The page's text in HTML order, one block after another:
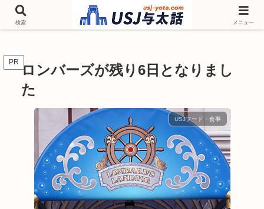
チケットやシーズンイベント ニンテンドーワールド アトラクションなどユニ
バを歩いて情報収集しています
PR ロンバーズが残り6日となりまし
た
USJフード・食事
検索 メニュー